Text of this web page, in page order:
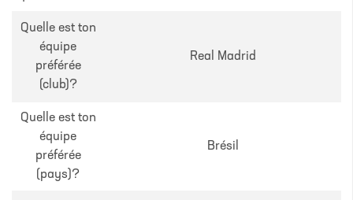
Quelle est ton
équipe
préférée
(club)?
Real Madrid
Quelle est ton
équipe
préférée
(pays)?
Brésil